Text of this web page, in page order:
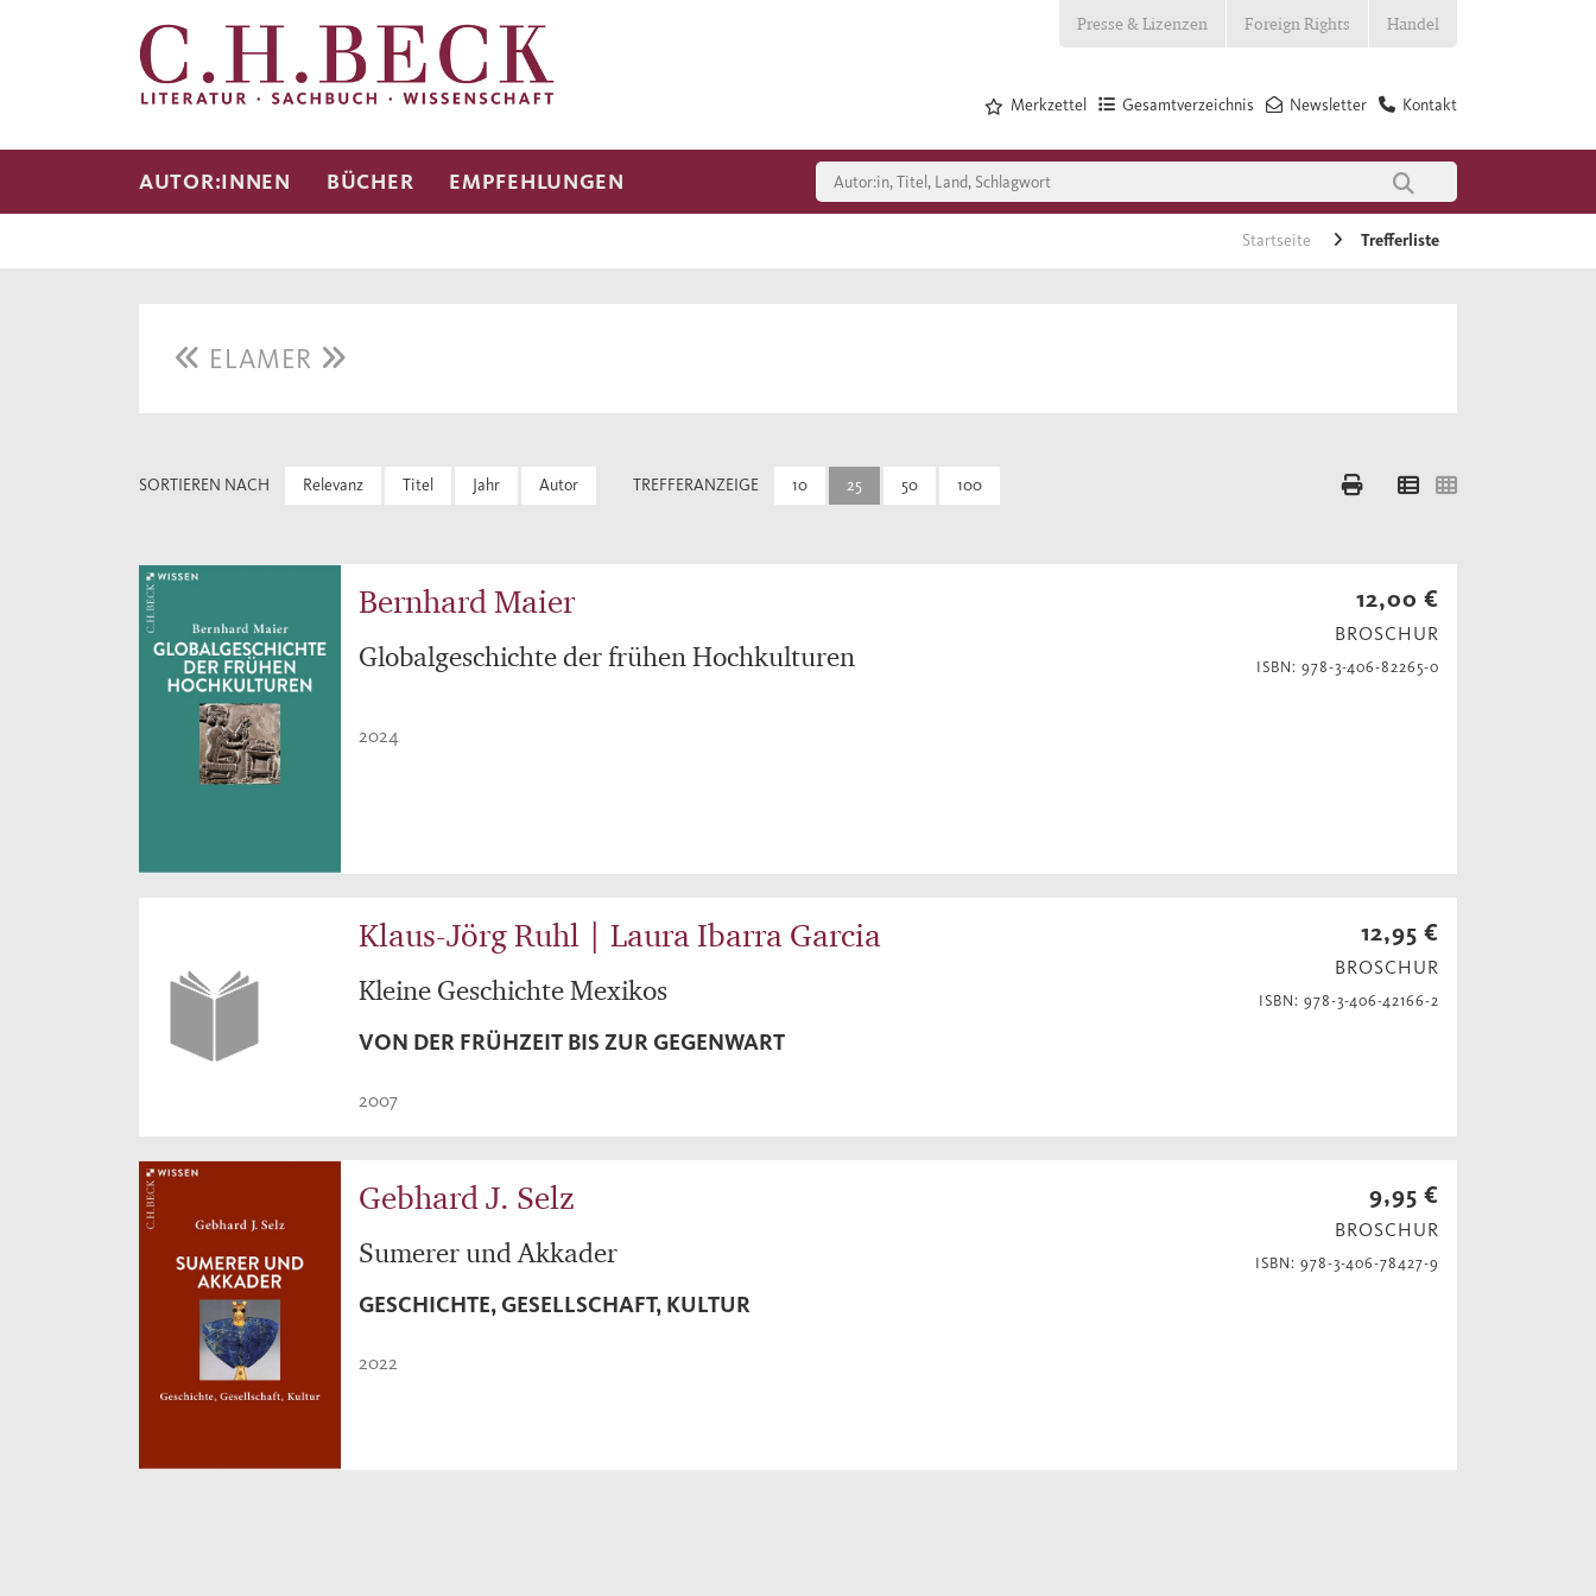
Presse & Lizenzen Foreign Rights Handel
Kontakt
Newsletter
Gesamtverzeichnis
Merkzettel
AUTOR:INNEN BÜCHER EMPFEHLUNGEN
Startseite Trefferliste
ELAMER
SORTIEREN NACH Relevanz Titel Jahr Autor TREFFERANZEIGE 10 25 50 100
Bernhard Maier
Globalgeschichte der frühen Hochkulturen
2024
12,00 €
BROSCHUR
ISBN: 978-3-406-82265-0
Klaus-Jörg Ruhl | Laura Ibarra Garcia
Kleine Geschichte Mexikos
VON DER FRÜHZEIT BIS ZUR GEGENWART
2007
12,95 €
BROSCHUR
ISBN: 978-3-406-42166-2
Gebhard J. Selz
Sumerer und Akkader
GESCHICHTE, GESELLSCHAFT, KULTUR
2022
9,95 €
BROSCHUR
ISBN: 978-3-406-78427-9